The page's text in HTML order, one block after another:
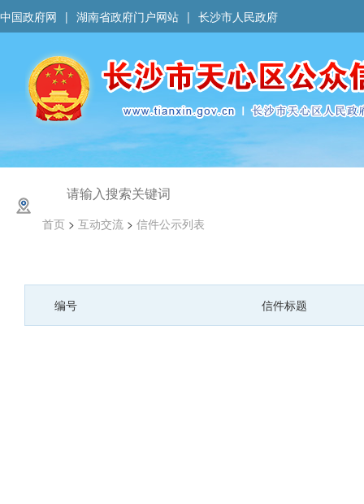
中国政府网 | 湖南省政府门户网站 | 长沙市人民政府
首页 > 互动交流 > 信件公示列表
编号 信件标题